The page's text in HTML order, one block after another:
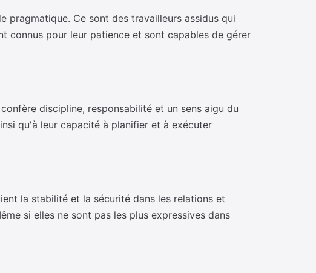
pragmatique. Ce sont des travailleurs assidus qui
connus pour leur patience et sont capables de gérer
discipline, responsabilité et un sens aigu du
qu'à leur capacité à planifier et à exécuter
la stabilité et la sécurité dans les relations et
si elles ne sont pas les plus expressives dans